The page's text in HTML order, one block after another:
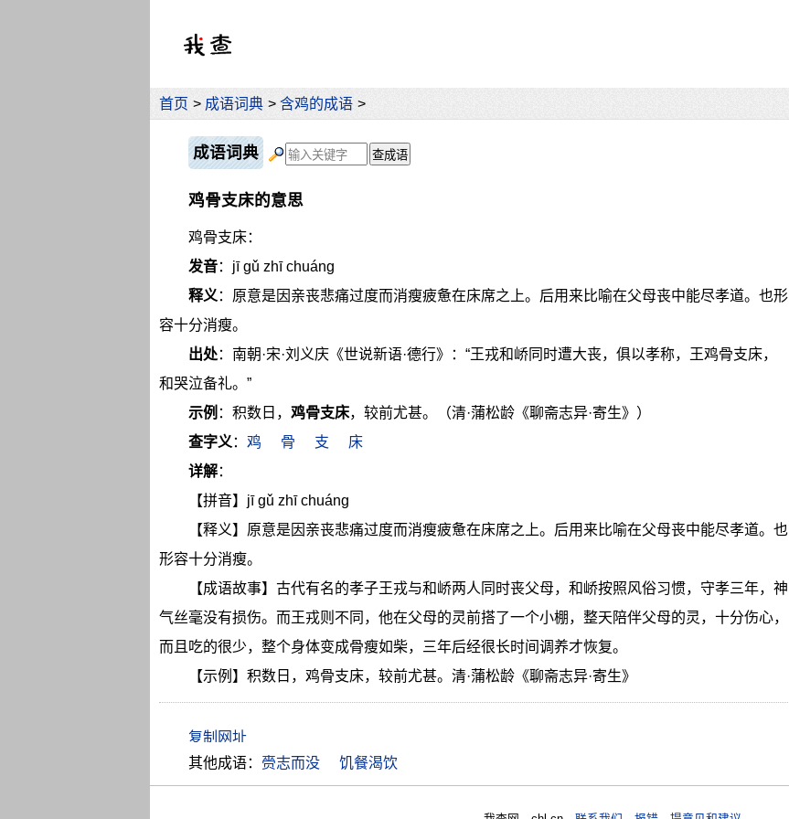
首页 > 成语词典 > 含鸡的成语 >
成语词典
鸡骨支床的意思
鸡骨支床：
发音：jī gǔ zhī chuáng
释义：原意是因亲丧悲痛过度而消瘦疲惫在床席之上。后用来比喻在父母丧中能尽孝道。也形
容十分消瘦。
出处：南朝·宋·刘义庆《世说新语·德行》：“王戎和峤同时遭大丧，俱以孝称，王鸡骨支床，
和哭泣备礼。”
示例 ：积数日， 鸡骨支床，较前尤甚。（清·蒲松龄《聊斋志异·寄生》）
查字义： 鸡 骨 支
床
详解：
【拼音】jī gǔ zhī chuáng
【释义】原意是因亲丧悲痛过度而消瘦疲惫在床席之上。后用来比喻在父母丧中能尽孝道。也
形容十分消瘦。
【成语故事】古代有名的孝子王戎与和峤两人同时丧父母，和峤按照风俗习惯，守孝三年，神
气丝毫没有损伤。而王戎则不同，他在父母的灵前搭了一个小棚，整天陪伴父母的灵，十分伤心，
而且吃的很少，整个身体变成骨瘦如柴，三年后经很长时间调养才恢复。
【示例】积数日，鸡骨支床，较前尤甚。清·蒲松龄《聊斋志异·寄生》
其他成语： 赍志而没 饥餐渴饮